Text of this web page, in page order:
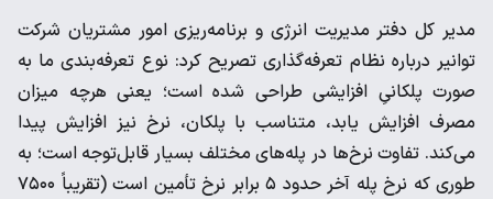
مدیر کل دفتر مدیریت انرژی و برنامه‌ریزی امور مشتریان شرکت
توانیر درباره نظام تعرفه‌گذاری تصریح کرد: نوع تعرفه‌بندی ما به
صورت پلکانیِ افزایشی طراحی شده است؛ یعنی هرچه میزان
مصرف افزایش یابد، متناسب با پلکان، نرخ نیز افزایش پیدا
می‌کند. تفاوت نرخ‌ها در پله‌های مختلف بسیار قابل‌توجه است؛ به
طوری که نرخ پله آخر حدود ۵ برابر نرخ تأمین است (تقریباً ۷۵۰۰